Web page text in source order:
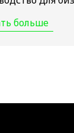
больше